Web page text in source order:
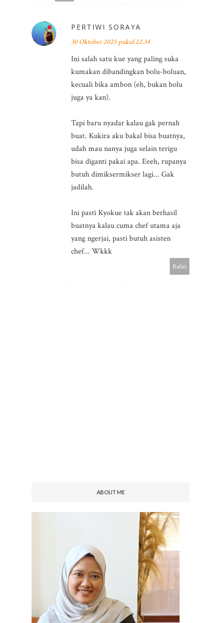
PERTIWI SORAYA
30 Oktober 2025 pukul 22.34
Ini salah satu kue yang paling suka
kumakan dibandingkan bolu-boluan,
kecuali bika ambon (eh, bukan bolu
juga ya kan).
Tapi baru nyadar kalau gak pernah
buat. Kukira aku bakal bisa buatnya,
udah mau nanya juga selain terigu
bisa diganti pakai apa. Eeeh, rupanya
butuh dimiksermikser lagi... Gak
jadilah.
Ini pasti Kyokue tak akan berhasil
buatnya kalau cuma chef utama aja
yang ngerjai, pasti butuh asisten
chef... Wkkk
Balas
ABOUT ME